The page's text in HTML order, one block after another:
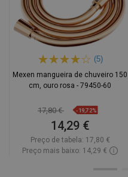
(5)
Mexen mangueira de chuveiro 150
cm, ouro rosa - 79450-60
17,80 € -19,72%
14,29 €
Preço de tabela: 17,80 €
Preço mais baixo: 14,29 €